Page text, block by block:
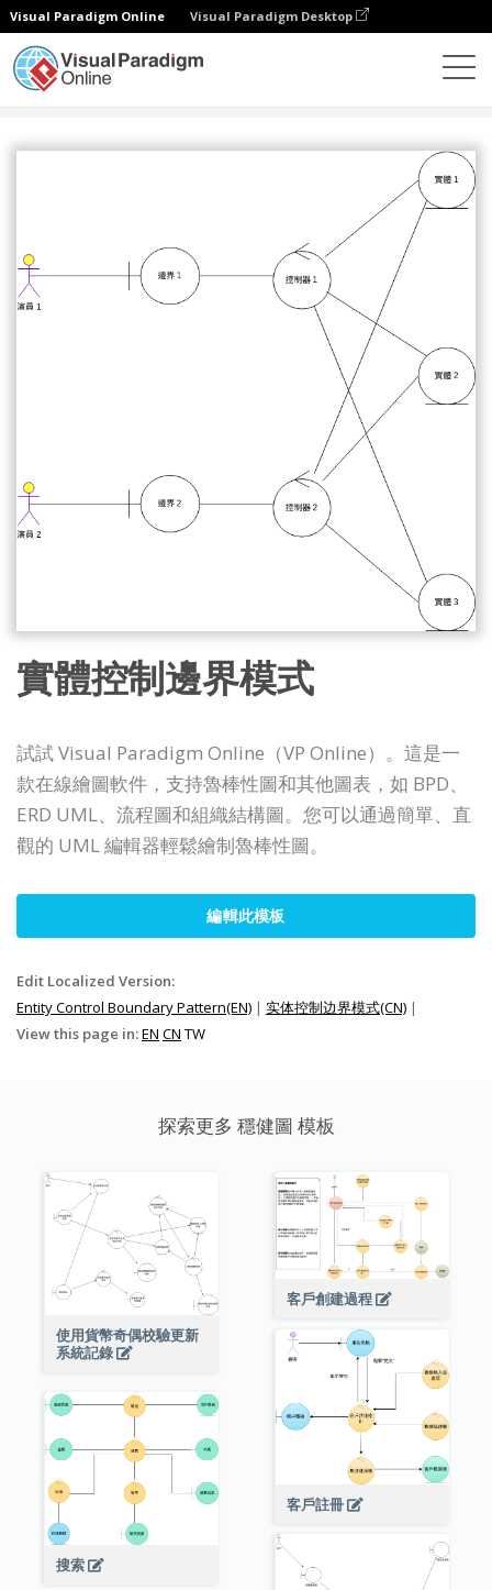
Visual Paradigm Online Visual Paradigm Desktop
實體控制邊界模式
試試 Visual Paradigm Online（VP Online）。這是一
款在線繪圖軟件，支持魯棒性圖和其他圖表，如 BPD、
ERD UML、流程圖和組織結構圖。您可以通過簡單、直
觀的 UML 編輯器輕鬆繪制魯棒性圖。
編輯此模板
Edit Localized Version:
Entity Control Boundary Pattern(EN) | 实体控制边界模式(CN) |
View this page in:EN CN TW
探索更多 穩健圖 模板
使用貨幣奇偶校驗更新
系統記錄
客戶創建過程
客戶註冊
搜索